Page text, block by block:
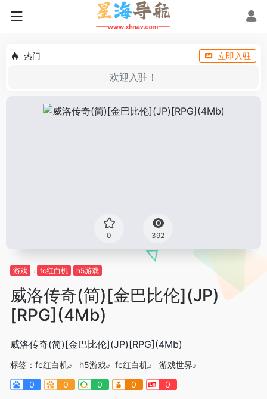
热门 立即入驻
欢迎入驻！
0 392
游戏 fc红白机 h5游戏
威洛传奇(简)[金巴比伦](JP)
[RPG](4Mb)
威洛传奇(简)[金巴比伦](JP)[RPG](4Mb)
标签： fc红白机 h5游戏 fc红白机
游戏世界
0
0 0 0 0